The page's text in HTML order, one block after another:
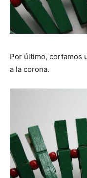
Por último, cortamos
a la corona.